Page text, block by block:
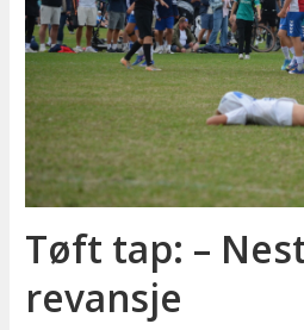
Tøft tap: –
revansje